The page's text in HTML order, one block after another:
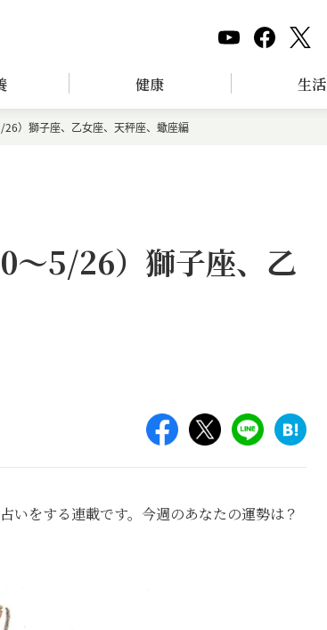
健康 生活
）獅子座、乙女座、天秤座、蠍座編
～5/26）獅子座、乙
いをする連載です。今週のあなたの運勢は？